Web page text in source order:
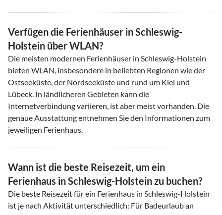
Verfügen die Ferienhäuser in Schleswig-
Holstein über WLAN?
Die meisten modernen Ferienhäuser in Schleswig-Holstein
bieten WLAN, insbesondere in beliebten Regionen wie der
Ostseeküste, der Nordseeküste und rund um Kiel und
Lübeck. In ländlicheren Gebieten kann die
Internetverbindung variieren, ist aber meist vorhanden. Die
genaue Ausstattung entnehmen Sie den Informationen zum
jeweiligen Ferienhaus.
Wann ist die beste Reisezeit, um ein
Ferienhaus in Schleswig-Holstein zu buchen?
Die beste Reisezeit für ein Ferienhaus in Schleswig-Holstein
ist je nach Aktivität unterschiedlich: Für Badeurlaub an